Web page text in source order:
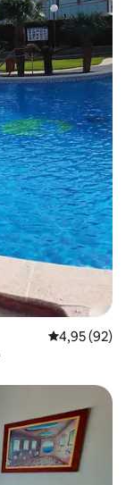
Prosječna
4,95 (92)